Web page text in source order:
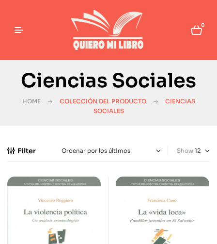
0
Ciencias Sociales
HOME COLECCIÓN DEL PRODUCTO
CIENCIAS
SOCIALES
Filter Show